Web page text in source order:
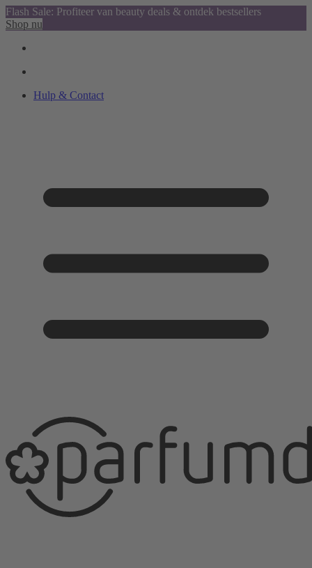
Flash Sale: Profiteer van beauty deals & ontdek bestsellers
Shop nu
Hulp & Contact